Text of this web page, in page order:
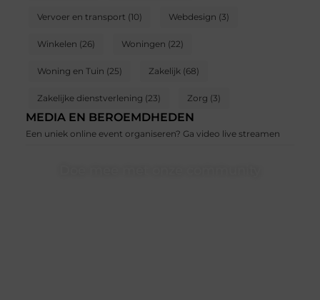
Vervoer en transport (10) Webdesign (3)
Winkelen (26) Woningen (22)
Woning en Tuin (25) Zakelijk(68)
Zakelijke dienstverlening (23) Zorg (3)
MEDIA EN BEROEMDHEDEN
Een uniek online event organiseren? Ga video live streamen